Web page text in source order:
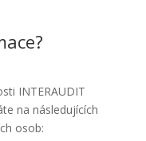
INTERAUDIT
na následujících
osob: